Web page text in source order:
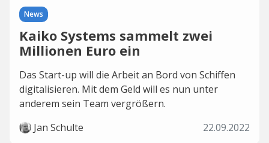
News
Kaiko Systems sammelt zwei
Millionen Euro ein
Das Start-up will die Arbeit an Bord von Schiffen
digitalisieren. Mit dem Geld will es nun unter
anderem sein Team vergrößern.
Jan Schulte
22.09.2022